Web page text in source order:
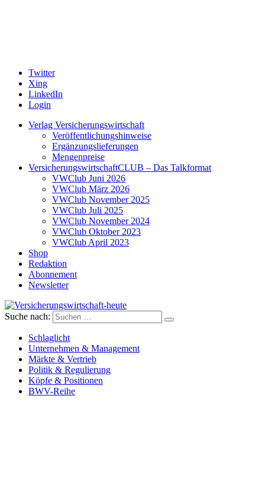
Twitter
Xing
LinkedIn
Login
Verlag Versicherungswirtschaft
Veröffentlichungshinweise
Ergänzungslieferungen
Mengenpreise
VersicherungswirtschaftCLUB – Das Talkformat
VWClub Juni 2026
VWClub März 2026
VWClub November 2025
VWClub Juli 2025
VWClub November 2024
VWClub Oktober 2023
VWClub April 2023
Shop
Redaktion
Abonnement
Newsletter
Versicherungswirtschaft-heute
Suche nach:
Schlaglicht
Unternehmen & Management
Märkte & Vertrieb
Politik & Regulierung
Köpfe & Positionen
BWV-Reihe